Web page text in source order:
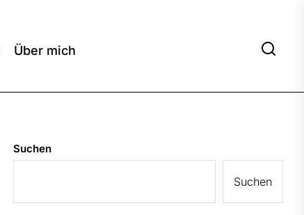
Über mich
Suchen
Suchen